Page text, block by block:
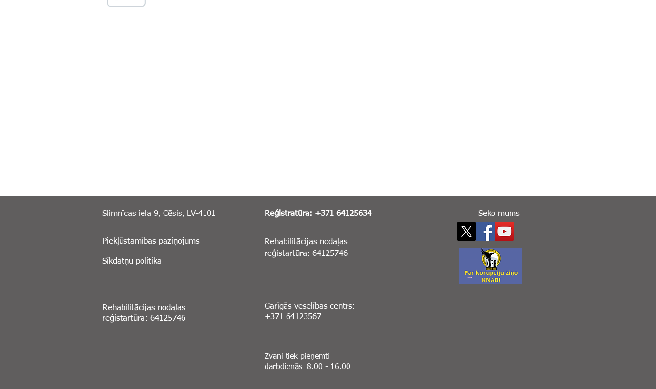
Slimnīcas iela 9, Cēsis, LV-4101 Reģistratūra: +371 64125634
Piekļūstamības paziņojums
Sīkdatņu politika
Rehabilitācijas nodaļas
reģistartūra: 64125746
Rehabilitācijas nodaļas
reģistartūra: 64125746
Garīgās veselības centrs:
+371 64123567
Zvani tiek pieņemti
darbdienās 8.00 - 16.00
Seko mums